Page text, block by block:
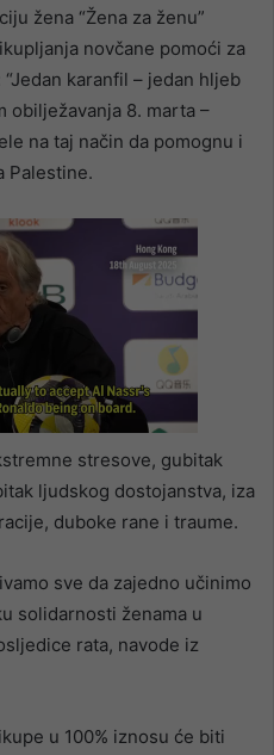
žena “Žena za ženu”
novčane pomoći za
karanfil – jedan hljeb
obilježavanja 8. marta –
na taj način da pomognu i
Palestine.
stresove, gubitak
ljudskog dostojanstva, iza
duboke rane i traume.
sve da zajedno učinimo
solidarnosti ženama u
rata, navode iz
u 100% iznosu će biti